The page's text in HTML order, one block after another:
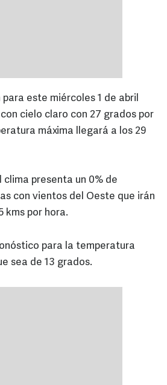
para este miércoles 1 de abril
cielo claro con 27 grados por
máxima llegará a los 29
clima presenta un 0% de
con vientos del Oeste que irán
kms por hora.
para la temperatura
sea de 13 grados.